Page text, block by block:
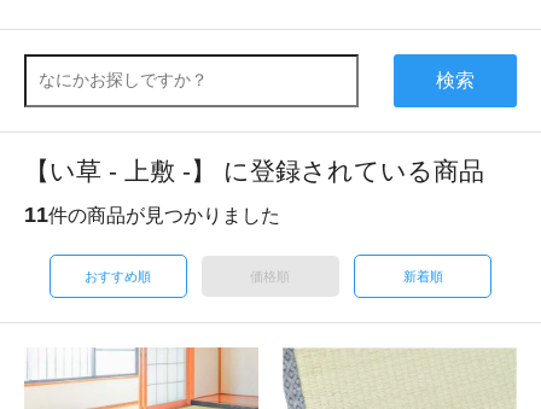
検索
【い草 - 上敷 -】 に登録されている商品
11件の商品が見つかりました
おすすめ順 価格順 新着順